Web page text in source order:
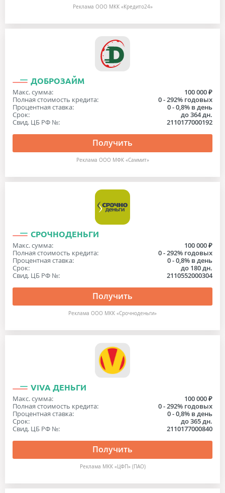
Реклама ООО МКК «Кредито24»
ДОБРОЗАЙМ
Макс. сумма:
100 000 ₽
Полная стоимость кредита:
0 - 292% годовых
Процентная ставка:
0 - 0,8% в день
Срок:
до 364 дн.
Свид. ЦБ РФ №:
2110177000192
Получить
Реклама ООО МФК «Саммит»
СРОЧНОДЕНЬГИ
Макс. сумма:
100 000 ₽
Полная стоимость кредита:
0 - 292% годовых
Процентная ставка:
0 - 0,8% в день
Срок:
до 180 дн.
Свид. ЦБ РФ №:
2110552000304
Получить
Реклама ООО МКК «Срочноденьги»
VIVA ДЕНЬГИ
Макс. сумма:
100 000 ₽
Полная стоимость кредита:
0 - 292% годовых
Процентная ставка:
0 - 0,8% в день
Срок:
до 365 дн.
Свид. ЦБ РФ №:
2110177000840
Получить
Реклама МКК «ЦФП» (ПАО)